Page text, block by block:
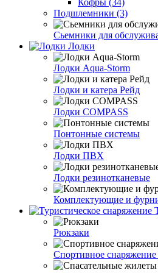
Подшлемники (3)
Сьемники для
Лодки
Лодки Aqua-Storm
Лодки и катера Рейд
Лодки COMPASS
Понтонные системы
Лодки ПВХ
Лодки резинотканевые
Комплектующие и
Рюкзаки
Спортивное снаряжение